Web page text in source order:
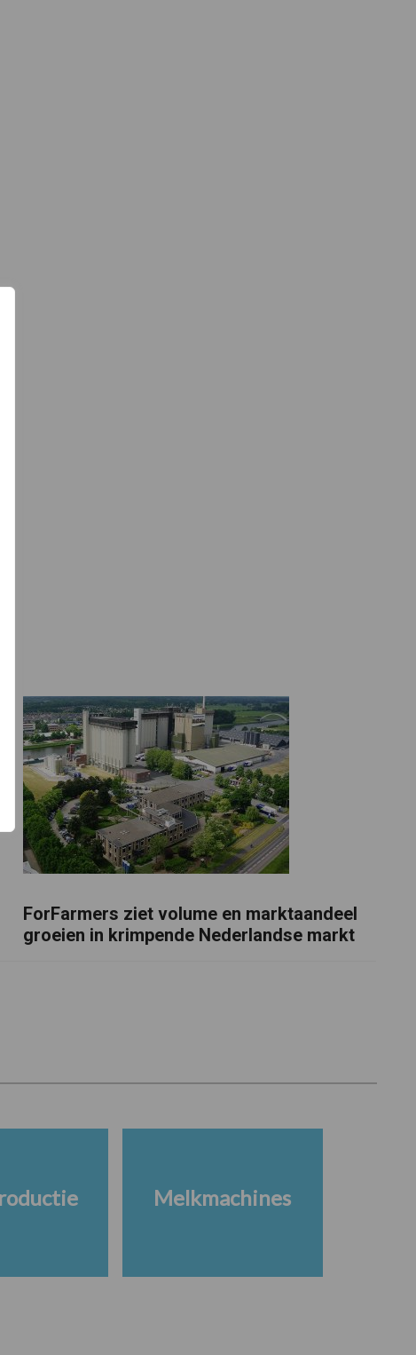
ForFarmers ziet volume en marktaandeel
groeien in krimpende Nederlandse markt
Melkmachines